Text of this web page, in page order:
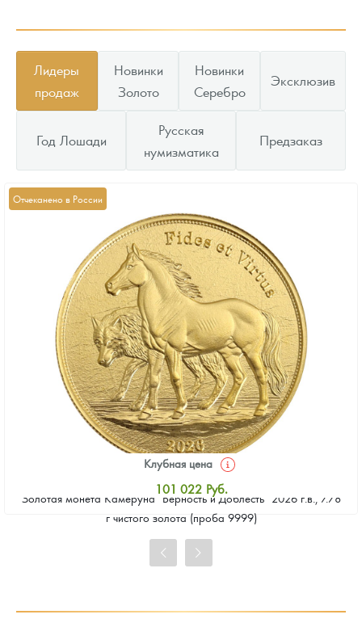
Лидеры
продаж
Новинки
Золото
Новинки
Серебро
Эксклюзив
Год Лошади
Русская
нумизматика
Предзаказ
Отчеканено в России
Золотая монета Камеруна "Верность и Доблесть" 2026 г.в., 7.78
г чистого золота (проба 9999)
Клубная цена
101 022 Руб.
Стандартная цена
Цена выкупа